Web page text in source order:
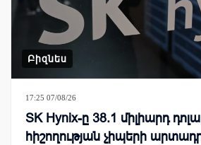
Բիզնես
17:25 07/08/26
SK Hynix-ը 38.1 միլիարդ
հիշողության չիպերի